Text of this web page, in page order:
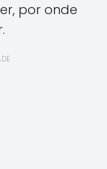
por onde